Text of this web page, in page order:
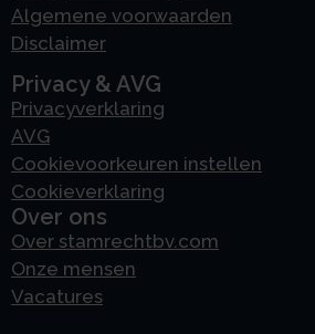
Algemene voorwaarden
Disclaimer
Privacy & AVG
Privacyverklaring
AVG
Cookievoorkeuren instellen
Cookieverklaring
Over ons
Over stamrechtbv.com
Onze mensen
Vacatures